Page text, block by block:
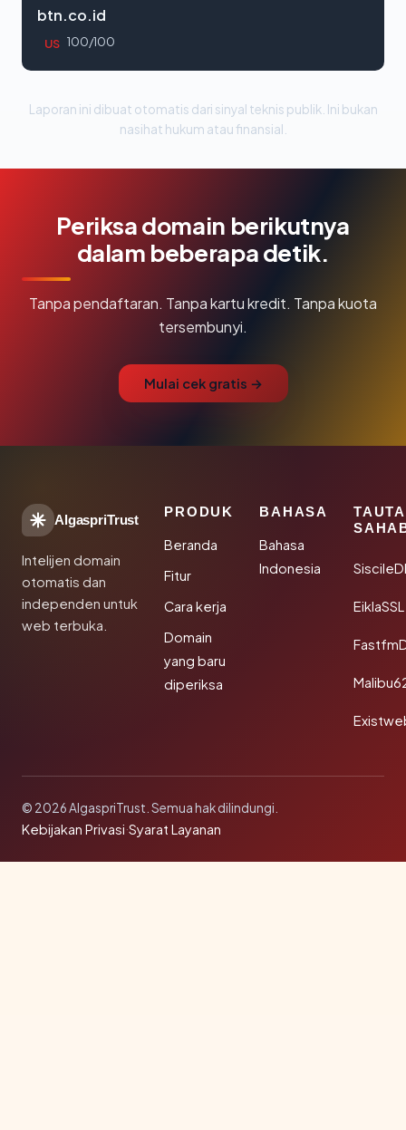
btn.co.id
US 100/100
Laporan ini dibuat otomatis dari sinyal teknis publik. Ini bukan
nasihat hukum atau finansial.
Periksa domain berikutnya
dalam beberapa detik.
Tanpa pendaftaran. Tanpa kartu kredit. Tanpa kuota
tersembunyi.
Mulai cek gratis →
AlgaspriTrust
Intelijen domain
otomatis dan
independen untuk
web terbuka.
PRODUK
Beranda
Fitur
Cara kerja
Domain
yang baru
diperiksa
BAHASA
Bahasa
Indonesia
EiklaSSL
© 2026 AlgaspriTrust. Semua hak dilindungi.
Kebijakan Privasi·Syarat Layanan